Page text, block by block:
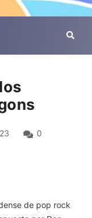
0
de pop rock